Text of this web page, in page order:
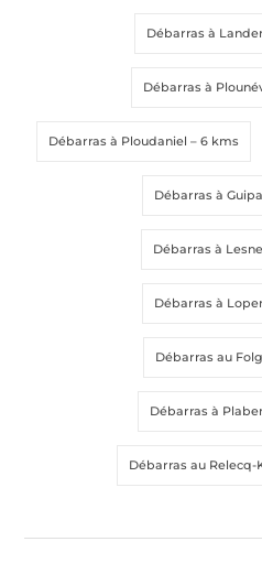
Débarras à
Débarras à
Débarras à Ploudaniel – 6 kms
Débarras à
Débarras à
Débarras à
Débarras au
Débarras à
Débarras au Relecq-
Message*
Envoyer la demande
Message*
Envoyer la demande